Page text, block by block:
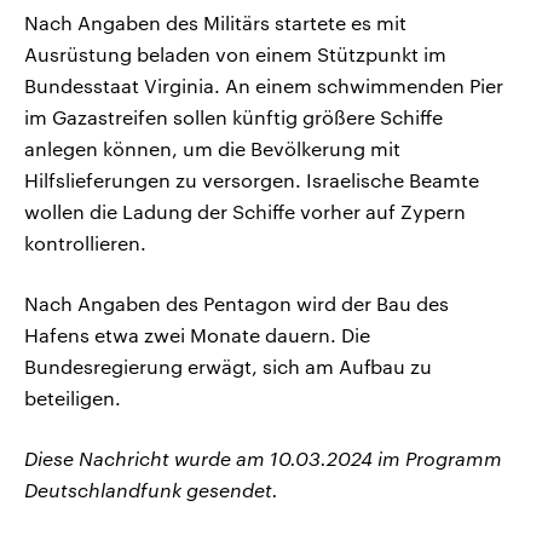
Nach Angaben des Militärs startete es mit
Ausrüstung beladen von einem Stützpunkt im
Bundesstaat Virginia. An einem schwimmenden Pier
im Gazastreifen sollen künftig größere Schiffe
anlegen können, um die Bevölkerung mit
Hilfslieferungen zu versorgen. Israelische Beamte
wollen die Ladung der Schiffe vorher auf Zypern
kontrollieren.
Nach Angaben des Pentagon wird der Bau des
Hafens etwa zwei Monate dauern. Die
Bundesregierung erwägt, sich am Aufbau zu
beteiligen.
Diese Nachricht wurde am 10.03.2024 im Programm
Deutschlandfunk gesendet.